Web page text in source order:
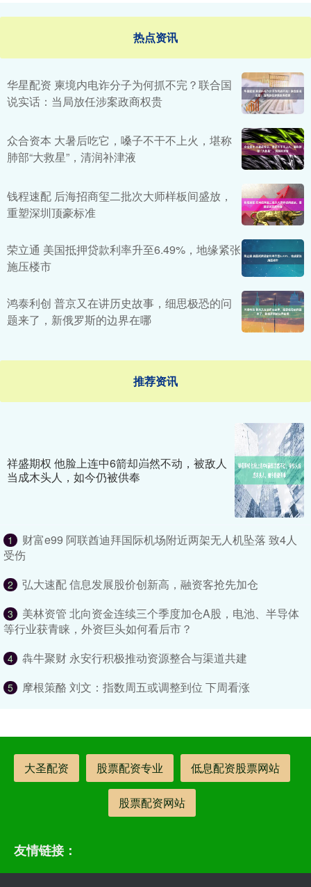
热点资讯
华星配资 柬境内电诈分子为何抓不完？联合国
说实话：当局放任涉案政商权贵
众合资本 大暑后吃它，嗓子不干不上火，堪称
肺部“大救星”，清润补津液
钱程速配 后海招商玺二批次大师样板间盛放，
重塑深圳顶豪标准
荣立通 美国抵押贷款利率升至6.49%，地缘紧张
施压楼市
鸿泰利创 普京又在讲历史故事，细思极恐的问
题来了，新俄罗斯的边界在哪
推荐资讯
祥盛期权 他脸上连中6箭却岿然不动，被敌人
当成木头人，如今仍被供奉
1
财富e99 阿联酋迪拜国际机场附近两架无人机坠落 致4人
受伤
2 弘大速配 信息发展股价创新高，融资客抢先加仓
3
美林资管 北向资金连续三个季度加仓A股，电池、半导体
等行业获青睐，外资巨头如何看后市？
4 犇牛聚财 永安行积极推动资源整合与渠道共建
5 摩根策酪 刘文：指数周五或调整到位 下周看涨
大圣配资 股票配资专业 低息配资股票网站
股票配资网站
友情链接：